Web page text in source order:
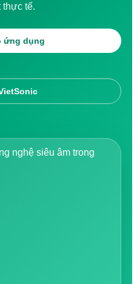
thực tế.
ứng dụng